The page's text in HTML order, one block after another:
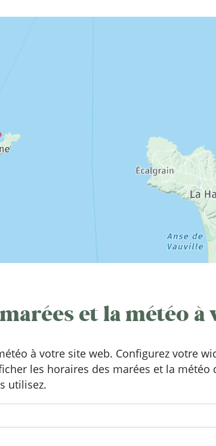
et la météo à
à votre site web. Configurez votre
les horaires des marées et la météo
utilisez.